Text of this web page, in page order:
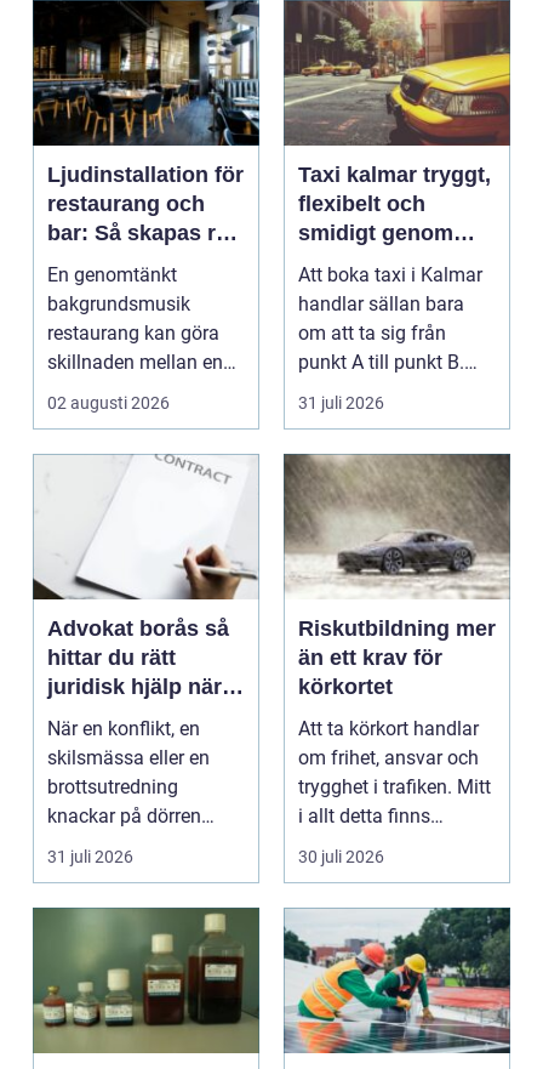
Ljudinstallation för
restaurang och
bar: Så skapas rätt
ljud för mat, dryck
och stämning
En genomtänkt
bakgrundsmusik
restaurang kan göra
skillnaden mellan en
lokal som gäste...
02 augusti 2026
Taxi kalmar tryggt,
flexibelt och
smidigt genom
hela resan
Att boka taxi i Kalmar
handlar sällan bara
om att ta sig från
punkt A till punkt B.
För många är res...
31 juli 2026
Advokat borås så
hittar du rätt
juridisk hjälp när
livet krånglar
När en konflikt, en
skilsmässa eller en
brottsutredning
knackar på dörren
förändras vardagen
snabbt....
31 juli 2026
Riskutbildning mer
än ett krav för
körkortet
Att ta körkort handlar
om frihet, ansvar och
trygghet i trafiken. Mitt
i allt detta finns
riskutbild...
30 juli 2026